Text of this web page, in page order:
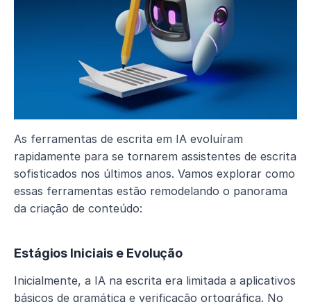
As ferramentas de escrita em IA evoluíram
rapidamente para se tornarem assistentes de escrita
sofisticados nos últimos anos. Vamos explorar como
essas ferramentas estão remodelando o panorama
da criação de conteúdo:
Estágios Iniciais e Evolução
Inicialmente, a IA na escrita era limitada a aplicativos
básicos de gramática e verificação ortográfica. No